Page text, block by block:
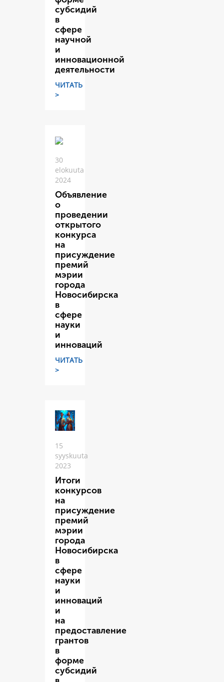
субсидий
в
сфере
научной
и
инновационной
деятельности
ЧИТАТЬ
>
30
elokuuta
2024
Объявление
о
проведении
открытого
конкурса
на
присуждение
премий
мэрии
города
Новосибирска
в
сфере
науки
и
инноваций
ЧИТАТЬ
>
15
syyskuuta
2023
Итоги
конкурсов
на
присуждение
премий
мэрии
города
Новосибирска
в
сфере
науки
и
инноваций
и
на
предоставление
грантов
в
форме
субсидий